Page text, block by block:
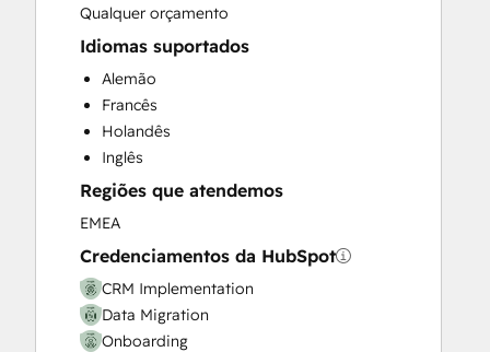
Paid Advertising
Programmable Automation
Sales and Marketing Alignment
Sales Coaching and Training
Sales Enablement
Website Design
Website Development
Website Migration
Qualquer orçamento
Idiomas suportados
Alemão
Francês
Holandês
Inglês
Regiões que atendemos
EMEA
Credenciamentos da HubSpot
CRM Implementation
Data Migration
Onboarding